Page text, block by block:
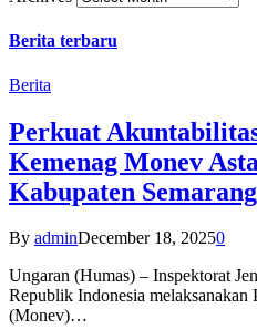
Berita terbaru
Berita
Perkuat
Kemenag Monev
Kabupaten Semarang
By adminDecember 18, 20250
Ungaran (Humas) – Inspektorat
Republik Indonesia melaksanakan
(Monev)…